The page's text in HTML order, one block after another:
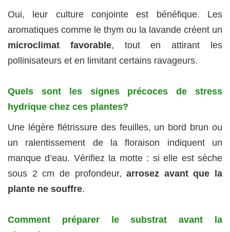
Oui, leur culture conjointe est bénéfique. Les
aromatiques comme le thym ou la lavande créent un
microclimat favorable, tout en attirant les
pollinisateurs et en limitant certains ravageurs.
Quels sont les signes précoces de stress
hydrique chez ces plantes?
Une légère flétrissure des feuilles, un bord brun ou
un ralentissement de la floraison indiquent un
manque d’eau. Vérifiez la motte : si elle est sèche
sous 2 cm de profondeur,arrosez avant que la
plante ne souffre.
Comment préparer le substrat avant la